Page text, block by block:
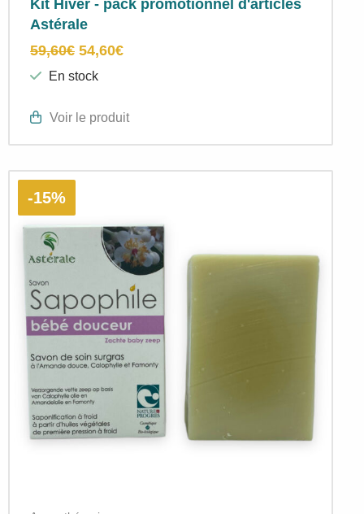
Kit Hiver - pack promotionnel d'articles
Astérale
59,60€ 54,60€
En stock
Voir le produit
-15%